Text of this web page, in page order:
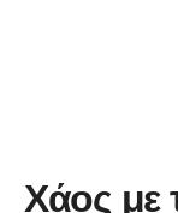
Χάος με